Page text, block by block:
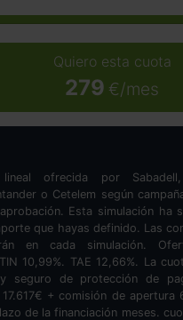
Quiero esta cuota
279 €/mes
lineal ofrecida por Sabadell,
o Cetelem según
Esta simulación ha
que hayas definido. Las
en cada simulación.
10,99%. TAE 12,66%. La
seguro de protección de
17.617€ + comisión de apertura
de la financiación meses.